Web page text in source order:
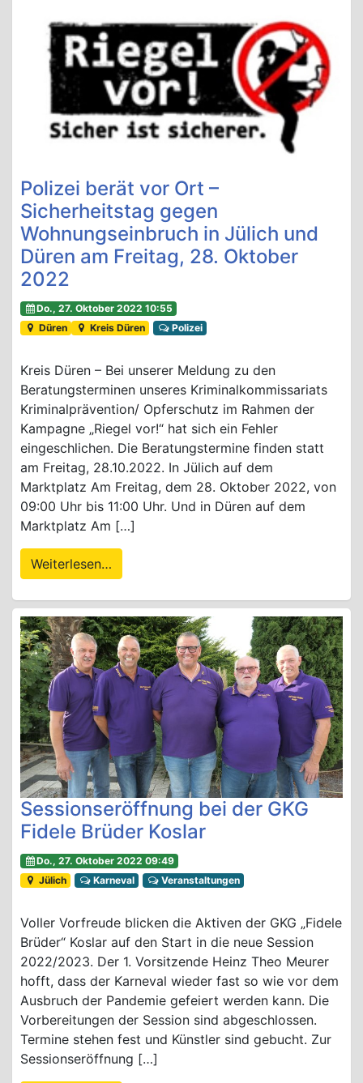
Polizei berät vor Ort –
Sicherheitstag gegen
Wohnungseinbruch in Jülich und
Düren am Freitag, 28. Oktober
2022
Do., 27. Oktober 2022 10:55
Düren
Kreis Düren Polizei
Kreis Düren – Bei unserer Meldung zu den
Beratungsterminen unseres Kriminalkommissariats
Kriminalprävention/ Opferschutz im Rahmen der
Kampagne „Riegel vor!“ hat sich ein Fehler
eingeschlichen. Die Beratungstermine finden statt
am Freitag, 28.10.2022. In Jülich auf dem
Marktplatz Am Freitag, dem 28. Oktober 2022, von
09:00 Uhr bis 11:00 Uhr. Und in Düren auf dem
Marktplatz Am […]
Weiterlesen…
Sessionseröffnung bei der GKG
Fidele Brüder Koslar
Do., 27. Oktober 2022 09:49
Jülich
Karneval Veranstaltungen
Voller Vorfreude blicken die Aktiven der GKG „Fidele
Brüder“ Koslar auf den Start in die neue Session
2022/2023. Der 1. Vorsitzende Heinz Theo Meurer
hofft, dass der Karneval wieder fast so wie vor dem
Ausbruch der Pandemie gefeiert werden kann. Die
Vorbereitungen der Session sind abgeschlossen.
Termine stehen fest und Künstler sind gebucht. Zur
Sessionseröffnung […]